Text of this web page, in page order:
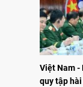
Việt Nam -
quy tập